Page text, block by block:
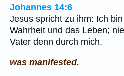
Johannes 14:6
Jesus spricht zu ihm: Ich
Wahrheit und das Leben;
Vater denn durch mich.
was manifested.